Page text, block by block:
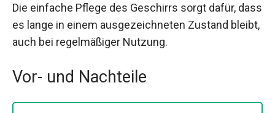
Die einfache Pflege des Geschirrs sorgt dafür, dass
es lange in einem ausgezeichneten Zustand bleibt,
auch bei regelmäßiger Nutzung.
Vor- und Nachteile